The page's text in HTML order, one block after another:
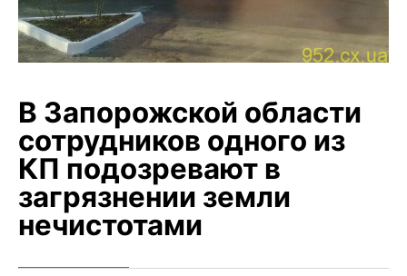
В Запорожской области
сотрудников одного из
КП подозревают в
загрязнении земли
нечистотами